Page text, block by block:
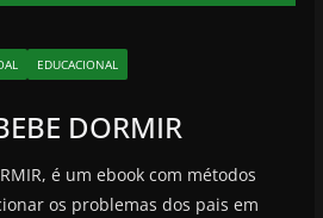
EDUCACIONAL
DORMIR
é um ebook com métodos
os problemas dos pais em